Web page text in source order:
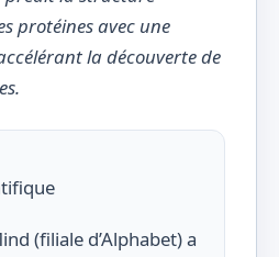
protéines avec une
la découverte de
(filiale d’Alphabet) a